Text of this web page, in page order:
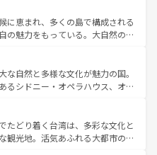
しむこともできる。 なお、新
ンツ一覧 を参照してほしい。
光、ショッピング、エンターテイ
的なスポットだ。一方、アメリカ
、グランドキャニオンやイエロー
は、音楽と美食が融合した独特の
メリカの各地域で異なる魅力を楽
と豊かな歴史を感じることができ
、新着のアメリカ
参照してほしい。
に恵まれ、多くの島で構成される
の魅力をもっている。大自然の神
た、定番の観光地といえばオアフ
めるならマウイ島やカウアイ島が
リーンに輝く海をはじめ、豊かな
れる人々を迎えてくれるハワイの
フードやハワイアンミュージッ
など、すべてがハワイの魅力を彩
な自然と多様な文化が魅力の国。
るシドニー・オペラハウス、オー
にそびえるウルル（エアーズロッ
い原生林やケアンズの熱帯雨林な
。また、カフェやワイン、オージ
たどり着く台湾は、多彩な文化と
観光地。活気あふれる大都市の台